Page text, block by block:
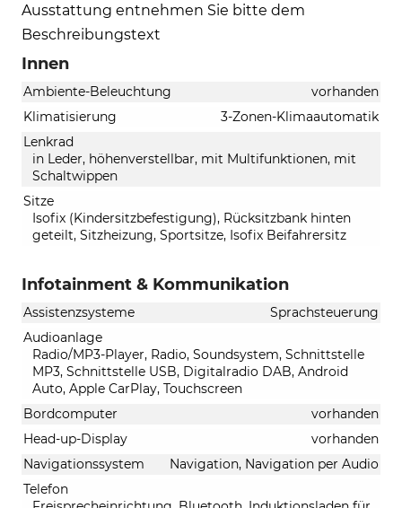
Ausstattung entnehmen Sie bitte dem
Beschreibungstext
Innen
Ambiente-Beleuchtung
vorhanden
Klimatisierung
3-Zonen-Klimaautomatik
Lenkrad
in Leder, höhenverstellbar, mit Multifunktionen, mit
Schaltwippen
Sitze
Isofix (Kindersitzbefestigung), Rücksitzbank hinten
geteilt, Sitzheizung, Sportsitze, Isofix Beifahrersitz
Infotainment & Kommunikation
Assistenzsysteme
Sprachsteuerung
Audioanlage
Radio/MP3-Player, Radio, Soundsystem, Schnittstelle
MP3, Schnittstelle USB, Digitalradio DAB, Android
Auto, Apple CarPlay, Touchscreen
Bordcomputer
vorhanden
Head-up-Display
vorhanden
Navigationssystem
Navigation, Navigation per Audio
Telefon